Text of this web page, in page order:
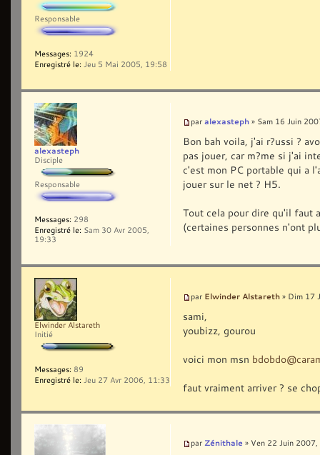
Responsable
Messages: 1924
Enregistré le: Jeu 5 Mai 2005, 19:58
par alexasteph » Sam 16 Juin
Bon bah voila, j'ai r?ussi ?
pas jouer, car m?me si j'ai
c'est mon PC portable qui a
jouer sur le net ? H5.
Tout cela pour dire qu'il faut
(certaines personnes n'ont
alexasteph
Disciple
Responsable
Messages: 298
Enregistré le: Sam 30 Avr 2005,
19:33
par Elwinder Alstareth » Dim 17
sami,
youbizz, gourou
voici mon msn
faut vraiment arriver ? se
Elwinder Alstareth
Initié
Messages: 89
Enregistré le: Jeu 27 Avr 2006, 11:33
par Zénithale » Ven 22 Juin